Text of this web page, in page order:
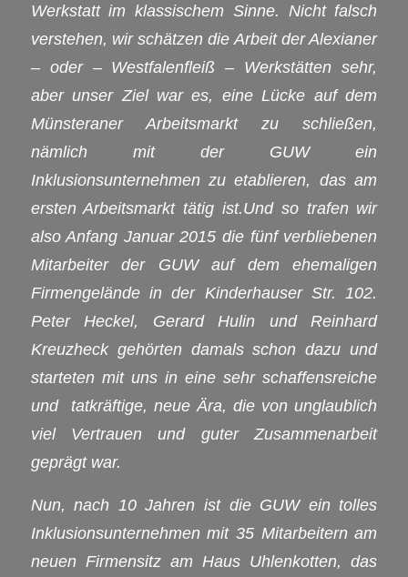
Werkstatt im klassischem Sinne. Nicht falsch
verstehen, wir schätzen die Arbeit der Alexianer
– oder – Westfalenfleiß – Werkstätten sehr,
aber unser Ziel war es, eine Lücke auf dem
Münsteraner Arbeitsmarkt zu schließen,
nämlich mit der GUW ein
Inklusionsunternehmen zu etablieren, das am
ersten Arbeitsmarkt tätig ist.Und so trafen wir
also Anfang Januar 2015 die fünf verbliebenen
Mitarbeiter der GUW auf dem ehemaligen
Firmengelände in der Kinderhauser Str. 102.
Peter Heckel, Gerard Hulin und Reinhard
Kreuzheck gehörten damals schon dazu und
starteten mit uns in eine sehr schaffensreiche
und tatkräftige, neue Ära, die von unglaublich
viel Vertrauen und guter Zusammenarbeit
geprägt war.
Nun, nach 10 Jahren ist die GUW ein tolles
Inklusionsunternehmen mit 35 Mitarbeitern am
neuen Firmensitz am Haus Uhlenkotten, das